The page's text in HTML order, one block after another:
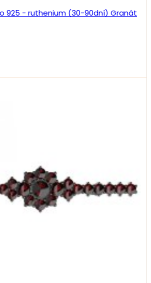
925 - ruthenium (30-90dní) Granát